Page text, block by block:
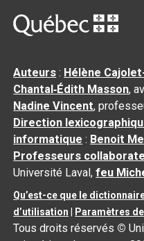
Auteurs : Hélène
Chantal‑Édith Masson,
Nadine Vincent,
Direction
informatique : Benoit
Professeurs
Université Laval,feu
Qu’est-ce que le
d’utilisation
Paramètres
Tous droits réservés ©